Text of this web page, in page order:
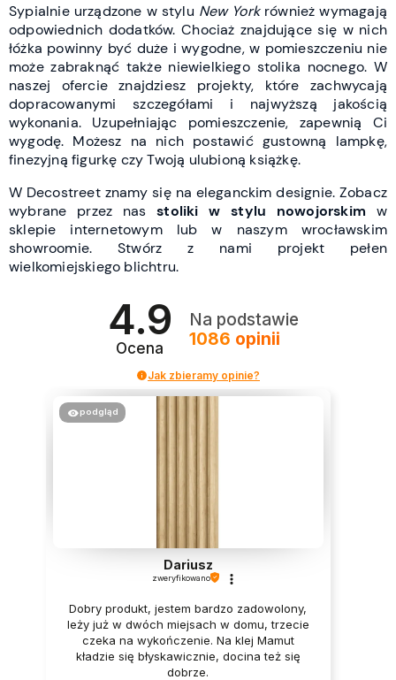
Sypialnie urządzone w stylu New Yorkrównież wymagają
odpowiednich dodatków. Chociaż znajdujące się w nich
łóżka powinny być duże i wygodne, w pomieszczeniu nie
może zabraknąć także niewielkiego stolika nocnego. W
naszej ofercie znajdziesz projekty, które zachwycają
dopracowanymi szczegółami i najwyższą jakością
wykonania. Uzupełniając pomieszczenie, zapewnią Ci
wygodę. Możesz na nich postawić gustowną lampkę,
finezyjną figurkę czy Twoją ulubioną książkę.
W Decostreet znamy się na eleganckim designie. Zobacz
wybrane przez nasstoliki w stylu nowojorskim w
sklepie internetowym lub w naszym wrocławskim
showroomie. Stwórz z nami projekt pełen
wielkomiejskiego blichtru.
4.9
Ocena
Na podstawie
1086 opinii
Jak zbieramy opinie?
podgląd
Dariusz
zweryfikowano
Dobry produkt, jestem bardzo zadowolony,
leży już w dwóch miejsach w domu, trzecie
czeka na wykończenie. Na klej Mamut
kładzie się błyskawicznie, docina też się
dobrze.